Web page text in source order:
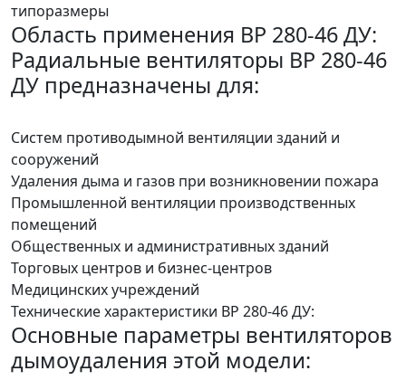
типоразмеры
Область применения ВР 280-46 ДУ:
Радиальные вентиляторы ВР 280-46
ДУ предназначены для:
Систем противодымной вентиляции зданий и
сооружений
Удаления дыма и газов при возникновении пожара
Промышленной вентиляции производственных
помещений
Общественных и административных зданий
Торговых центров и бизнес-центров
Медицинских учреждений
Технические характеристики ВР 280-46 ДУ:
Основные параметры вентиляторов
дымоудаления этой модели: